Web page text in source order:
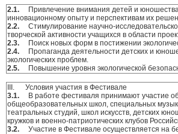
2.1. Привлечение внимания детей и
инновационному опыту и перспективам их
2.2. Стимулирование научно-
творческой активности учащихся в области
2.3. Поиск новых форм в постижении
2.4. Пропаганда деятельности детских и
экологических проблем.
2.5. Повышение уровня экологической
III. Условия участия в Фестивале
3.1. В работе фестиваля принимают участие
общеобразовательных школ, специальных
театральных студий, школ искусств, детских
кружков и военно-патриотических клубов
3.2. Участие в Фестивале осуществляется на